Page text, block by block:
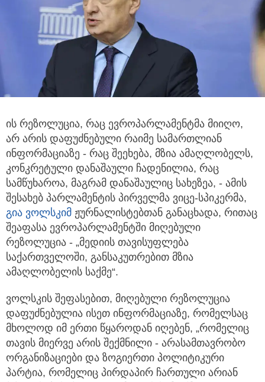
ის რეზოლუცია, რაც ევროპარლამენტმა მიიღო,
არ არის დაფუძნებული რაიმე სამართლიან
ინფორმაციაზე - რაც შეეხება, მზია ამაღლობელს,
კონკრეტული დანაშაული ჩადენილია, რაც
სამწუხაროა, მაგრამ დანაშაულიც სახეზეა, - ამის
შესახებ პარლამენტის პირველმა ვიცე-სპიკერმა,
გია ვოლსკიმ ჟურნალისტებთან განაცხადა, რითაც
შეაფასა ევროპარლამენტში მიღებული
რეზოლუცია - „მედიის თავისუფლება
საქართველოში, განსაკუთრებით მზია
ამაღლობელის საქმე“.
ვოლსკის შეფასებით, მიღებული რეზოლუცია
დაფუძნებულია ისეთ ინფორმაციაზე, რომელსაც
მხოლოდ იმ ერთი წყაროდან იღებენ, „რომელიც
თავის მიერვე არის შექმნილი - არასამთავრობო
ორგანიზაციები და ზოგიერთი პოლიტიკური
პარტია, რომელიც პირდაპირ ჩართული არიან